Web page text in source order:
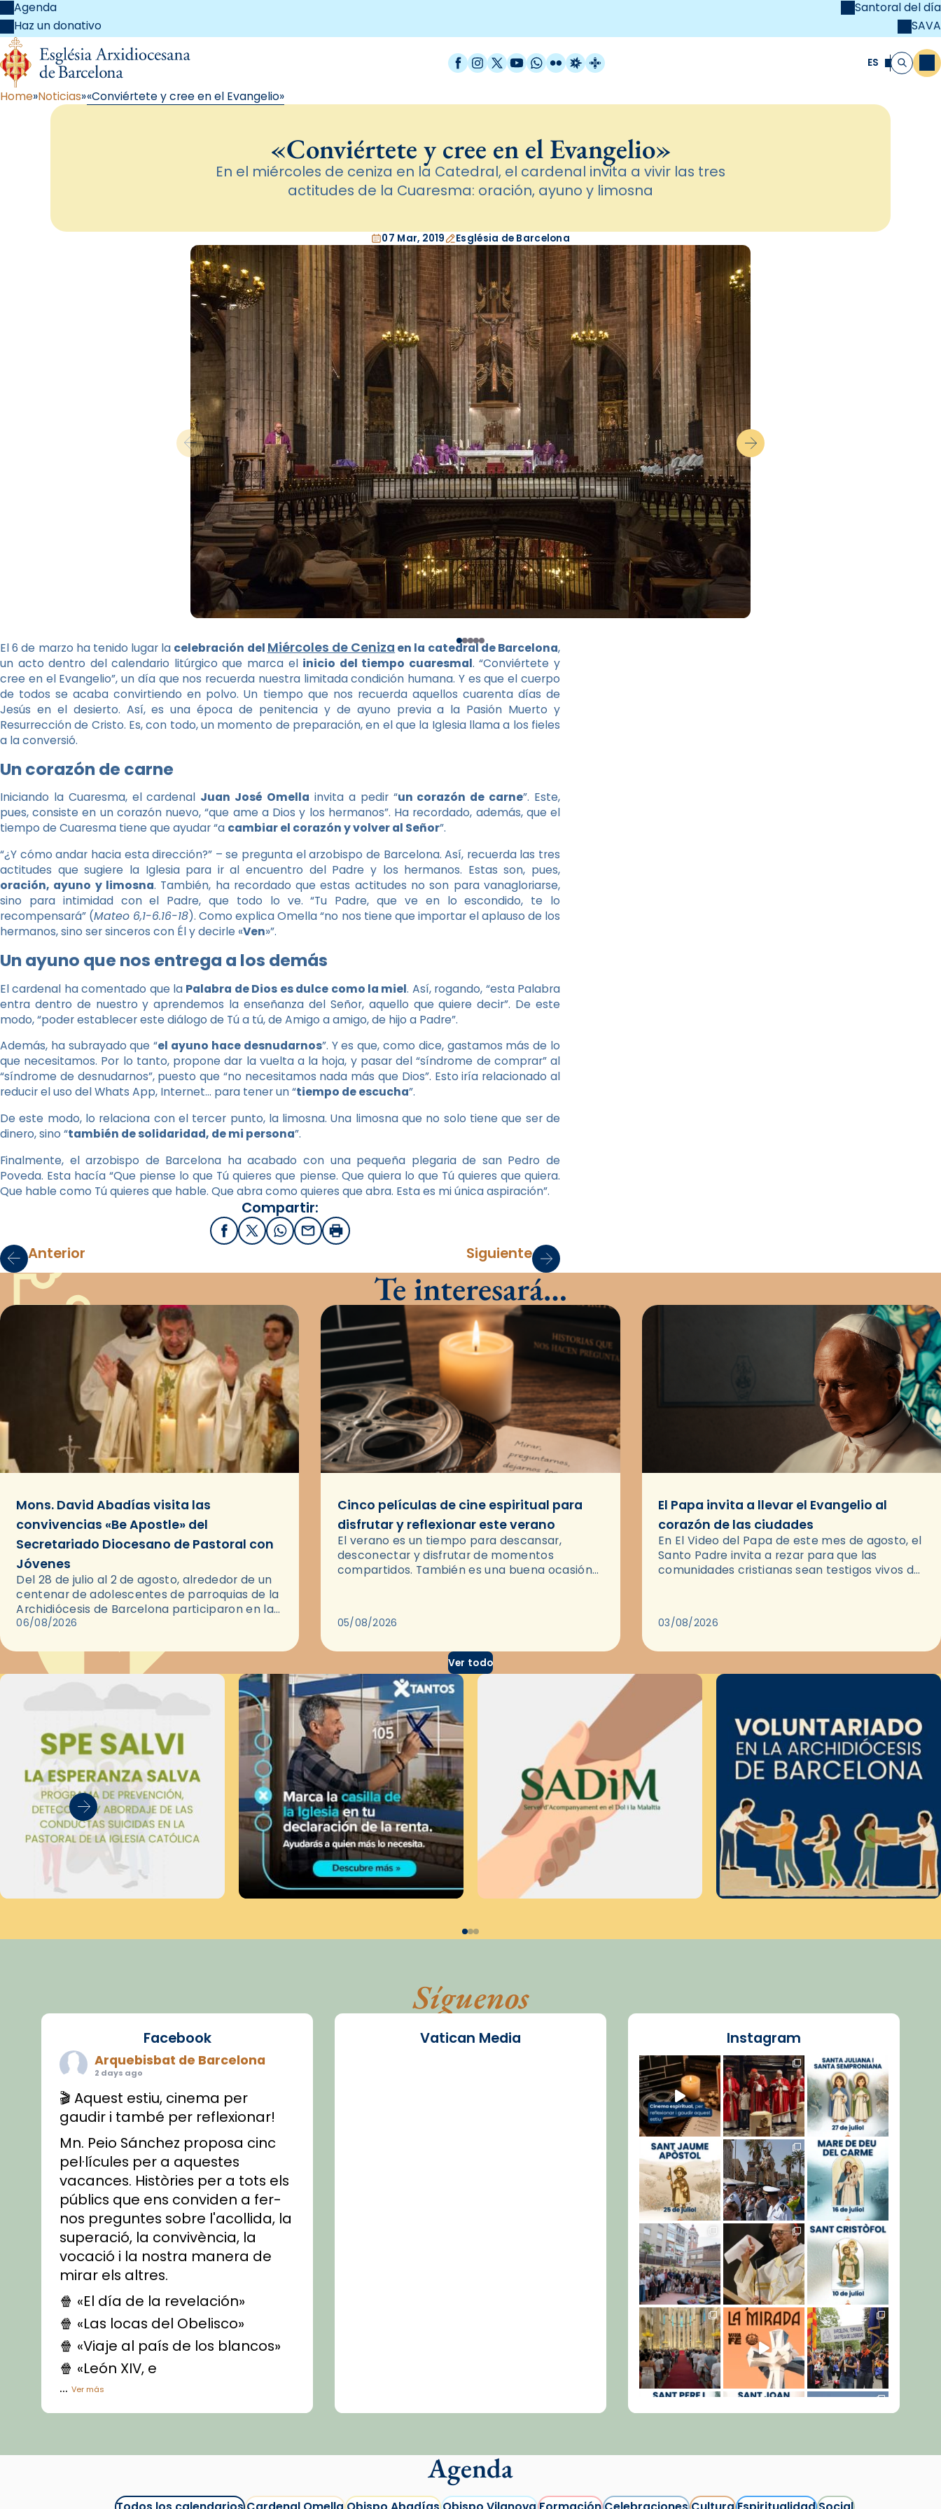
Agenda
Haz un donativo
Santoral del día
SAVA
Facebook
Instagram
X / Twitter
YouTube
WhatsApp
FlickrRadio Estel
Catalunya Cristiana ES Buscar
Home Noticias «Conviértete y cree en el Evangelio»
«Conviértete y cree en el Evangelio»
En el miércoles de ceniza en la Catedral, el cardenal invita a vivir las tres
actitudes de la Cuaresma: oración, ayuno y limosna
07 Mar, 2019 Església de Barcelona
El 6 de marzo ha tenido lugar la celebración del Miércoles de Ceniza en la catedral de Barcelona,
un acto dentro del calendario litúrgico que marca el inicio del tiempo cuaresmal. “Conviértete y
cree en el Evangelio”, un día que nos recuerda nuestra limitada condición humana. Y es que el cuerpo
de todos se acaba convirtiendo en polvo. Un tiempo que nos recuerda aquellos cuarenta días de
Jesús en el desierto. Así, es una época de penitencia y de ayuno previa a la Pasión Muerto y
Resurrección de Cristo. Es, con todo, un momento de preparación, en el que la Iglesia llama a los fieles
a la conversió.
Un corazón de carne
Iniciando la Cuaresma, el cardenal Juan José Omella invita a pedir “un corazón de carne”. Este,
pues, consiste en un corazón nuevo, “que ame a Dios y los hermanos”. Ha recordado, además, que el
tiempo de Cuaresma tiene que ayudar “a cambiar el corazón y volver al Señor”.
“¿Y cómo andar hacia esta dirección?” – se pregunta el arzobispo de Barcelona. Así, recuerda las tres
actitudes que sugiere la Iglesia para ir al encuentro del Padre y los hermanos. Estas son, pues,
oración, ayuno y limosna. También, ha recordado que estas actitudes no son para vanagloriarse,
sino para intimidad con el Padre, que todo lo ve. “Tu Padre, que ve en lo escondido, te lo
recompensará” (Mateo 6,1-6.16-18). Como explica Omella “no nos tiene que importar el aplauso de los
hermanos, sino ser sinceros con Él y decirle «Ven»”.
Un ayuno que nos entrega a los demás
El cardenal ha comentado que la Palabra de Dios es dulce como la miel. Así, rogando, “esta Palabra
entra dentro de nuestro y aprendemos la enseñanza del Señor, aquello que quiere decir”. De este
modo, “poder establecer este diálogo de Tú a tú, de Amigo a amigo, de hijo a Padre”.
Además, ha subrayado que “el ayuno hace desnudarnos”. Y es que, como dice, gastamos más de lo
que necesitamos. Por lo tanto, propone dar la vuelta a la hoja, y pasar del “síndrome de comprar” al
“síndrome de desnudarnos”, puesto que “no necesitamos nada más que Dios”. Esto iría relacionado al
reducir el uso del Whats App, Internet… para tener un “tiempo de escucha”.
De este modo, lo relaciona con el tercer punto, la limosna. Una limosna que no solo tiene que ser de
dinero, sino “también de solidaridad, de mi persona”.
Finalmente, el arzobispo de Barcelona ha acabado con una pequeña plegaria de san Pedro de
Poveda. Esta hacía “Que piense lo que Tú quieres que piense. Que quiera lo que Tú quieres que quiera.
Que hable como Tú quieres que hable. Que abra como quieres que abra. Esta es mi única aspiración”.
Compartir:
FacebookX / Twitter
WhatsApp
EmailImprimir
Anterior Siguiente
Te interesará…
Mons. David Abadías visita las
convivencias «Be Apostle» del
Secretariado Diocesano de Pastoral con
Jóvenes
Del 28 de julio al 2 de agosto, alrededor de un
centenar de adolescentes de parroquias de la
Archidiócesis de Barcelona participaron en las
convivencias Be Apostle, organizadas por el
06/08/2026
Cinco películas de cine espiritual para
disfrutar y reflexionar este verano
El verano es un tiempo para descansar,
desconectar y disfrutar de momentos
compartidos. También es una buena ocasión
05/08/2026
El Papa invita a llevar el Evangelio al
corazón de las ciudades
En El Video del Papa de este mes de agosto, el
Santo Padre invita a rezar para que las
comunidades cristianas sean testigos vivos del
03/08/2026
Ver todo
Síguenos
Facebook
Arquebisbat de Barcelona
2 days ago
🎬 Aquest estiu, cinema per
gaudir i també per reflexionar!
Mn. Peio Sánchez proposa cinc
pel·lícules per a aquestes
vacances. Històries per a tots els
públics que ens conviden a fer-
nos preguntes sobre l'acollida, la
superació, la convivència, la
vocació i la nostra manera de
mirar els altres.
🍿 «El día de la revelación»
🍿 «Las locas del Obelisco»
🍿 «Viaje al país de los blancos»
🍿 «León XIV, e
...Ver más
Vídeo
Vatican Media Instagram
Agenda